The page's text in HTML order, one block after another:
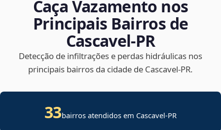
Caça Vazamento nos
Principais Bairros de
Cascavel‑PR
Detecção de infiltrações e perdas hidráulicas nos
principais bairros da cidade de Cascavel‑PR.
33bairros atendidos em Cascavel-PR